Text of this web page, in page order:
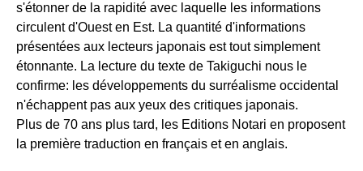
s'étonner de la rapidité avec laquelle les informations
circulent d'Ouest en Est. La quantité d'informations
présentées aux lecteurs japonais est tout simplement
étonnante. La lecture du texte de Takiguchi nous le
confirme: les développements du surréalisme occidental
n'échappent pas aux yeux des critiques japonais.
Plus de 70 ans plus tard, les Editions Notari en proposent
la première traduction en français et en anglais.